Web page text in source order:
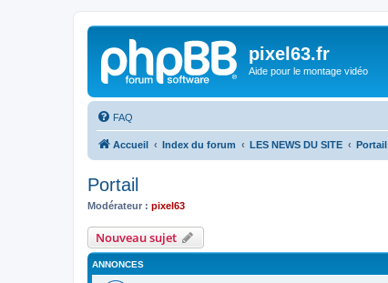
pixel63.fr
Aide pour le montage vidéo
FAQ
Accueil Index du forum LES NEWS DU SITE Portail
Portail
Modérateur : pixel63
Nouveau sujet
ANNONCES